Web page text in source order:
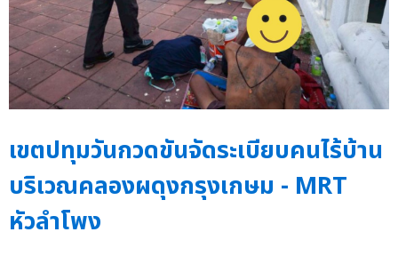
เขตปทุมวันกวดขันจัดระเบียบคนไร้บ้าน
บริเวณคลองผดุงกรุงเกษม - MRT
หัวลำโพง